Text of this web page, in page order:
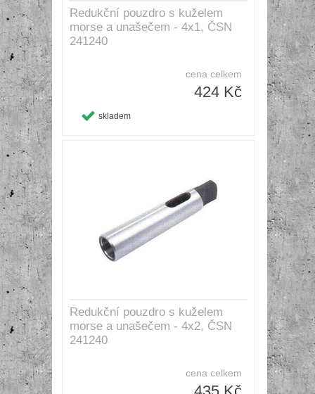
Redukční pouzdro s kuželem
morse a unašečem - 4x1, ČSN
241240
cena celkem
424 Kč
skladem
Redukční pouzdro s kuželem
morse a unašečem - 4x2, ČSN
241240
cena celkem